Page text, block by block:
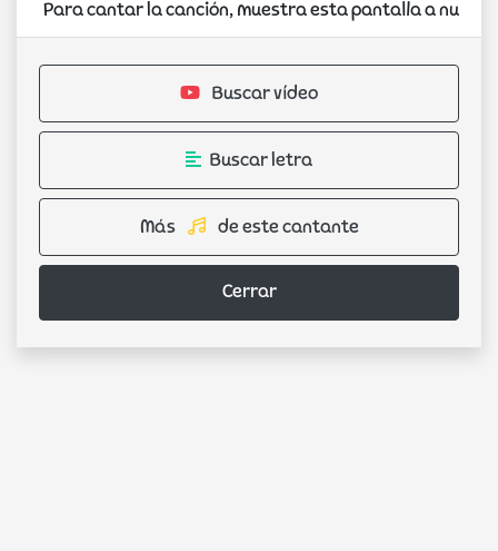
Para cantar la canción, muestra esta pantalla a
Buscar vídeo
Buscar letra
Más de este cantante
Cerrar